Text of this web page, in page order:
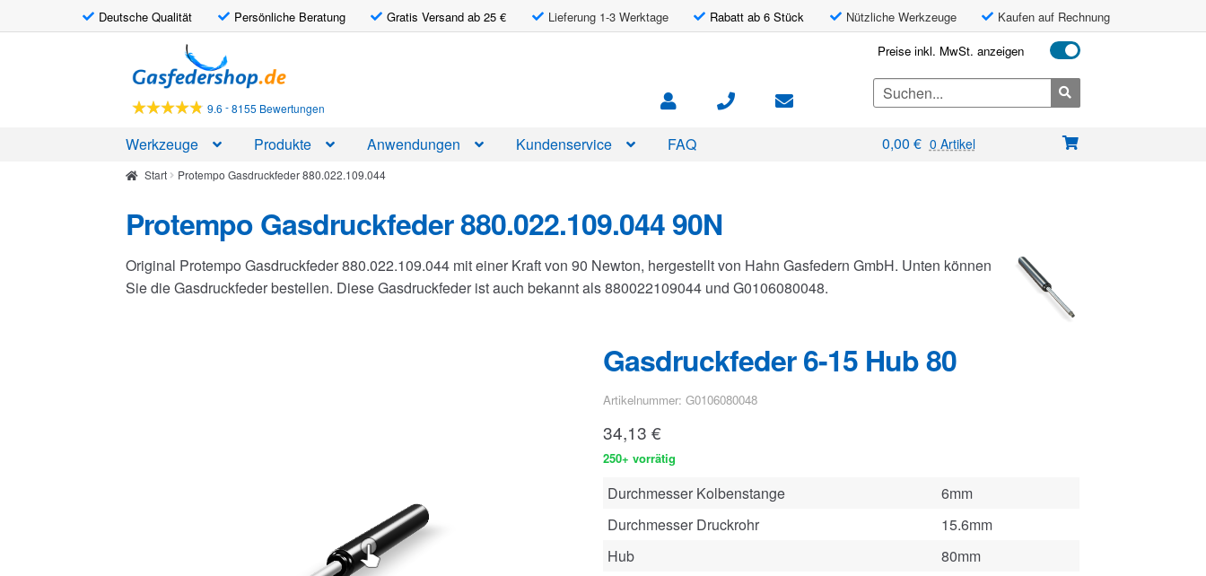
Deutsche Qualität Persönliche Beratung Gratis Versand ab 25 € Lieferung 1-3 Werktage Rabatt ab 6 Stück Nützliche Werkzeuge Kaufen auf Rechnung
Navigation
springen
Inhalt
springen
9.6 -8155 Bewertungen
Preise inkl. MwSt. anzeigen
Search
for:
Werkzeuge Produkte Anwendungen Kundenservice FAQ 0,00 € 0 Artikel
Start Protempo Gasdruckfeder 880.022.109.044
Protempo Gasdruckfeder 880.022.109.044 90N
Original Protempo Gasdruckfeder 880.022.109.044 mit einer Kraft von 90 Newton, hergestellt von Hahn Gasfedern GmbH. Unten können
Sie die Gasdruckfeder bestellen. Diese Gasdruckfeder ist auch bekannt als 880022109044 und G0106080048.
Gasdruckfeder 6-15 Hub 80
Artikelnummer: G0106080048
34,13 €
250+ vorrätig
Durchmesser Kolbenstange
6mm
Durchmesser Druckrohr
15.6mm
Hub
80mm